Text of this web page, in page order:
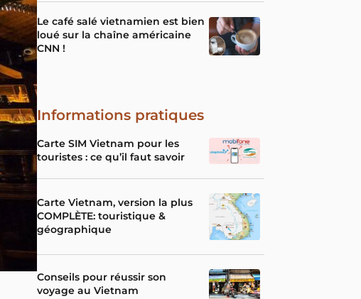
Le café salé vietnamien est bien
loué sur la chaîne américaine
CNN !
Informations pratiques
Carte SIM Vietnam pour les
touristes : ce qu’il faut savoir
Carte Vietnam, version la plus
COMPLÈTE: touristique &
géographique
Conseils pour réussir son
voyage au Vietnam